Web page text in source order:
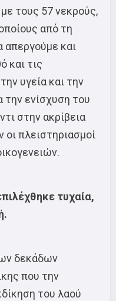
τους 57 νεκρούς,
από τη
απεργούμε και
και τις
υγεία και την
την ενίσχυση του
στην ακρίβεια
πλειστηριασμοί
τυχαία,
δεκάδων
που την
του λαού